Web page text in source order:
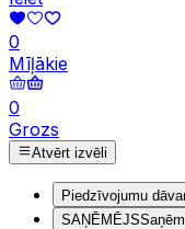
0
Mīļākie
0
Grozs
Atvērt izvēli
Piedzīvojumu
SAŅĒMĒJS